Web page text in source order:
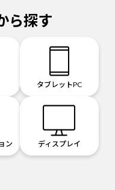
ら探す
タブレットPC
ン ディスプレイ